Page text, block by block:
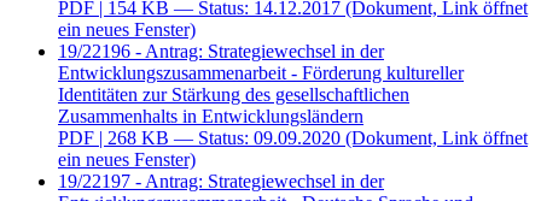
PDF | 154 KB — Status: 14.12.2017 (Dokument, Link öffnet
ein neues Fenster)
19/22196 - Antrag: Strategiewechsel in der
Entwicklungszusammenarbeit - Förderung kultureller
Identitäten zur Stärkung des gesellschaftlichen
Zusammenhalts in Entwicklungsländern
PDF | 268 KB — Status: 09.09.2020 (Dokument, Link öffnet
ein neues Fenster)
19/22197 - Antrag: Strategiewechsel in der